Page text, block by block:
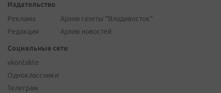
Издательство
Реклама
Редакция
Архив газеты "Владивосток"
Архив новостей
Социальные сети
vkontakte
Одноклассники
Телеграм